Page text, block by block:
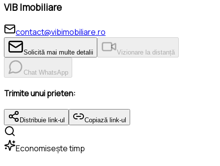
VIB Imobiliare
contact@vibimobiliare.ro
Solicită mai multe detalii Vizionare la distanță
Chat WhatsApp
Trimite unui prieten:
Distribuie link-ul Copiază link-ul
Economisește timp